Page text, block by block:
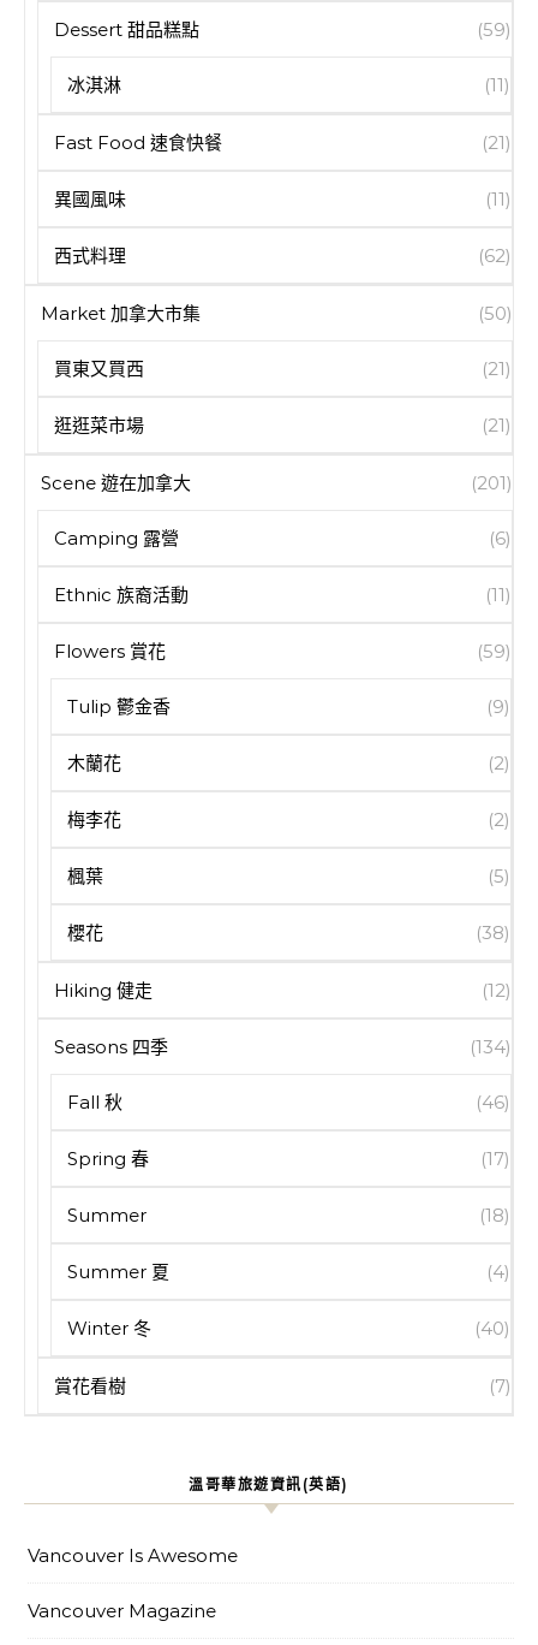
Dessert 甜品糕點 (59)
冰淇淋 (11)
Fast Food 速食快餐 (21)
異國風味 (11)
西式料理 (62)
Market 加拿大市集 (50)
買東又買西 (21)
逛逛菜市場 (21)
Scene 遊在加拿大 (201)
Camping 露營 (6)
Ethnic 族裔活動 (11)
Flowers 賞花 (59)
Tulip 鬱金香 (9)
木蘭花 (2)
梅李花 (2)
楓葉 (5)
櫻花 (38)
Hiking 健走 (12)
Seasons 四季 (134)
Fall 秋 (46)
Spring 春 (17)
Summer (18)
Summer 夏 (4)
Winter 冬 (40)
賞花看樹 (7)
溫哥華旅遊資訊(英語)
Vancouver Is Awesome
Vancouver Magazine